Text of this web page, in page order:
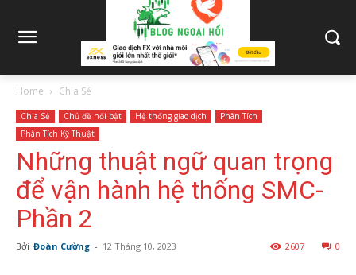
Home Chia Sẻ
Chia Sẻ Chủ đề nổi bật Hệ thống giao dịch
Phân Tích
Phân Tích Kỹ Thuật
Những thuật ngữ quan trọng
để vận hành hệ thống SMC-
Phần 2
Bởi Đoàn Cường - 12 Tháng 10, 2023 0
2607